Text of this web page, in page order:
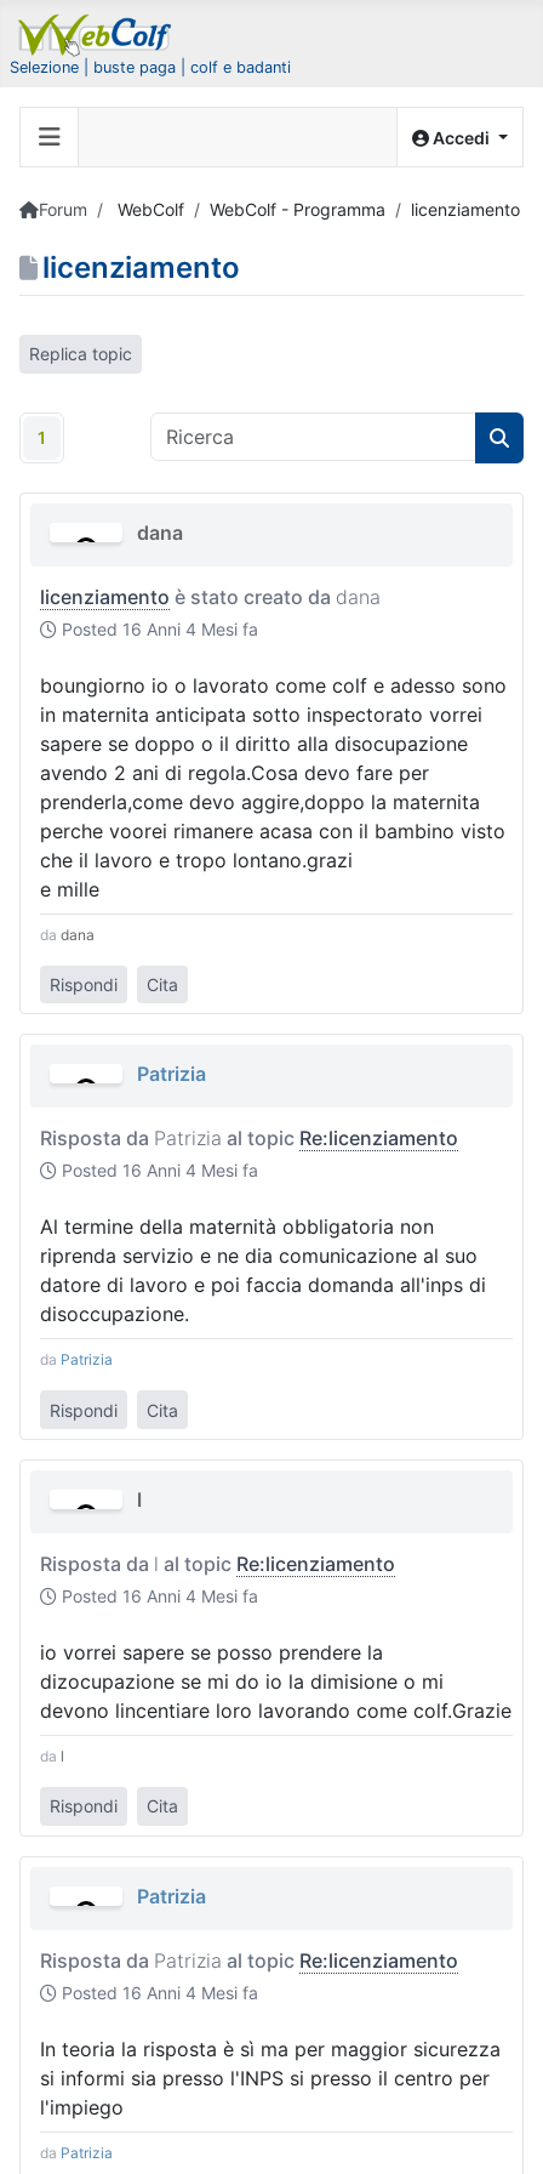
Selezione | buste paga | colf e badanti
Accedi
Forum WebColf WebColf - Programma licenziamento
licenziamento
Replica topic
1
dana
licenziamento è stato creato da dana
Posted 16 Anni 4 Mesi fa
boungiorno io o lavorato come colf e adesso sono
in maternita anticipata sotto inspectorato vorrei
sapere se doppo o il diritto alla disocupazione
avendo 2 ani di regola.Cosa devo fare per
prenderla,come devo aggire,doppo la maternita
perche voorei rimanere acasa con il bambino visto
che il lavoro e tropo lontano.grazi
e mille
da dana
Rispondi Cita
Patrizia
Risposta da Patrizia al topic Re:licenziamento
Posted 16 Anni 4 Mesi fa
Al termine della maternità obbligatoria non
riprenda servizio e ne dia comunicazione al suo
datore di lavoro e poi faccia domanda all'inps di
disoccupazione.
da Patrizia
Rispondi Cita
l
Risposta da l al topic Re:licenziamento
Posted 16 Anni 4 Mesi fa
io vorrei sapere se posso prendere la
dizocupazione se mi do io la dimisione o mi
devono lincentiare loro lavorando come colf.Grazie
da l
Rispondi Cita
Patrizia
Risposta da Patrizia al topic Re:licenziamento
Posted 16 Anni 4 Mesi fa
In teoria la risposta è sì ma per maggior sicurezza
si informi sia presso l'INPS si presso il centro per
l'impiego
da Patrizia